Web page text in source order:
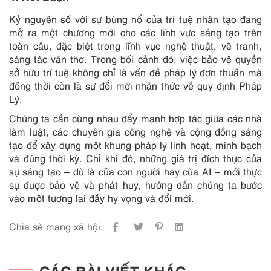
Kỷ nguyên số với sự bùng nổ của trí tuệ nhân tạo đang
mở ra một chương mới cho các lĩnh vực sáng tạo trên
toàn cầu, đặc biệt trong lĩnh vực nghệ thuật, vẽ tranh,
sáng tác văn thơ. Trong bối cảnh đó, việc bảo vệ quyền
sở hữu trí tuệ không chỉ là vấn đề pháp lý đơn thuần mà
đồng thời còn là sự đổi mới nhận thức về quy định Pháp
Lý.
Chúng ta cần cùng nhau đẩy mạnh hợp tác giữa các nhà
làm luật, các chuyên gia công nghệ và cộng đồng sáng
tạo để xây dựng một khung pháp lý linh hoạt, minh bạch
và đúng thời kỳ. Chỉ khi đó, những giá trị đích thực của
sự sáng tạo – dù là của con người hay của AI – mới thực
sự được bảo vệ và phát huy, hướng dẫn chúng ta bước
vào một tương lai đầy hy vọng và đổi mới.
Chia sẻ mạng xã hội: